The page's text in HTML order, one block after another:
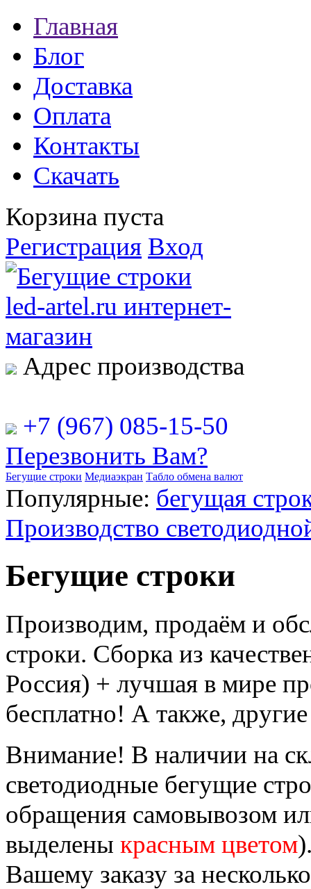
Главная
Блог
Доставка
Оплата
Контакты
Скачать
Корзина пуста
Регистрация Вход
Адрес производства
+7 (967) 085-15-50
Перезвонить Вам?
Бегущие строки Медиаэкран Табло обмена валют
Популярные: бегущая
Производство
Бегущие строки
Производим, продаём и
строки. Сборка из
Россия) + лучшая в мире
бесплатно! А также,
Внимание! В наличии на
светодиодные бегущие
обращения самовывозом
выделены красным цветом
Вашему заказу за